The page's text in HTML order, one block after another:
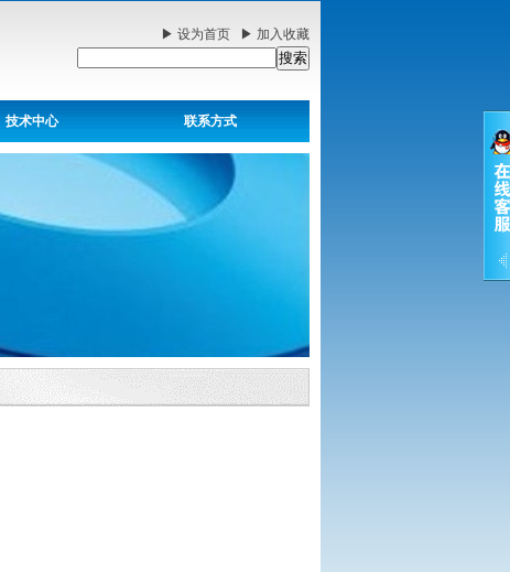
▶ 设为首页 ▶ 加入收藏
技术中心 联系方式